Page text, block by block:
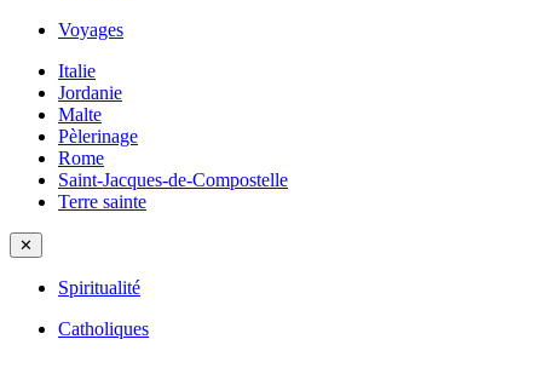
Voyages
Italie
Jordanie
Malte
Pèlerinage
Rome
Saint-Jacques-de-Compostelle
Terre sainte
✕
Spiritualité
Catholiques